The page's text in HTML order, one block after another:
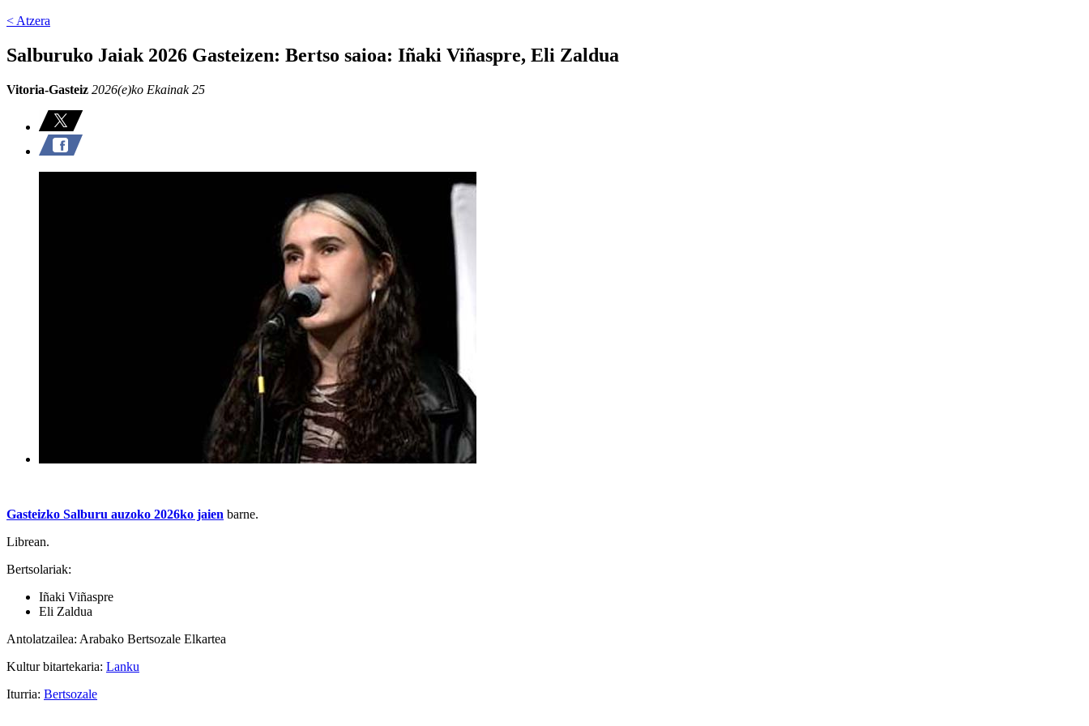
< Atzera
Salburuko Jaiak 2026 Gasteizen: Bertso saioa: Iñaki Viñaspre, Eli Zaldua
Vitoria-Gasteiz 2026(e)ko Ekainak 25
Gasteizko Salburu auzoko 2026ko jaien barne.
Librean.
Bertsolariak:
Iñaki Viñaspre
Eli Zaldua
Antolatzailea: Arabako Bertsozale Elkartea
Kultur bitartekaria: Lanku
Iturria: Bertsozale